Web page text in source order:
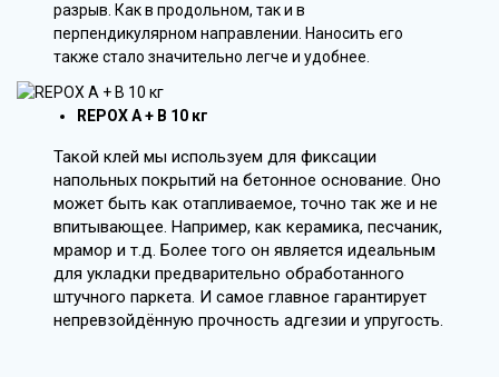
разрыв. Как в продольном, так и в
перпендикулярном направлении. Наносить его
также стало значительно легче и удобнее.
REPOX A + B 10 кг
Такой клей мы используем для фиксации
напольных покрытий на бетонное основание. Оно
может быть как отапливаемое, точно так же и не
впитывающее. Например, как керамика, песчаник,
мрамор и т.д. Более того он является идеальным
для укладки предварительно обработанного
штучного паркета. И самое главное гарантирует
непревзойдённую прочность адгезии и упругость.